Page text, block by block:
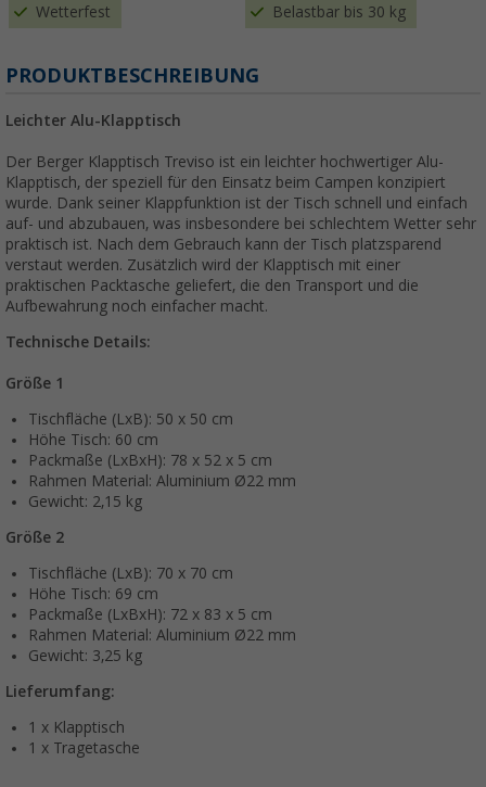
Wetterfest Belastbar bis 30 kg
PRODUKTBESCHREIBUNG
Leichter Alu-Klapptisch
Der Berger Klapptisch Treviso ist ein leichter hochwertiger Alu-
Klapptisch, der speziell für den Einsatz beim Campen konzipiert
wurde. Dank seiner Klappfunktion ist der Tisch schnell und einfach
auf- und abzubauen, was insbesondere bei schlechtem Wetter sehr
praktisch ist. Nach dem Gebrauch kann der Tisch platzsparend
verstaut werden. Zusätzlich wird der Klapptisch mit einer
praktischen Packtasche geliefert, die den Transport und die
Aufbewahrung noch einfacher macht.
Technische Details:
Größe 1
Tischfläche (LxB): 50 x 50 cm
Höhe Tisch: 60 cm
Packmaße (LxBxH): 78 x 52 x 5 cm
Rahmen Material: Aluminium Ø22 mm
Gewicht: 2,15 kg
Größe 2
Tischfläche (LxB): 70 x 70 cm
Höhe Tisch: 69 cm
Packmaße (LxBxH): 72 x 83 x 5 cm
Rahmen Material: Aluminium Ø22 mm
Gewicht: 3,25 kg
Lieferumfang:
1 x Klapptisch
1 x Tragetasche